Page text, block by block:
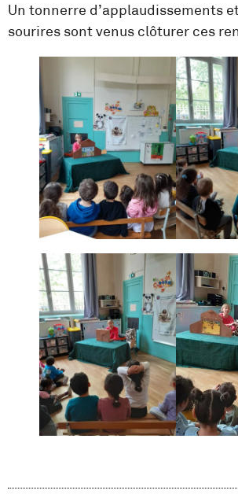
Un tonnerre d’applaudissements
sourires sont venus clôturer ces